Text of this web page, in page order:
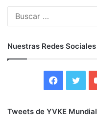
Nuestras Redes Sociales
Tweets de YVKE Mundial